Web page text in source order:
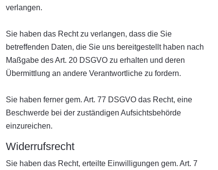
verlangen.
Sie haben das Recht zu verlangen, dass die Sie
betreffenden Daten, die Sie uns bereitgestellt haben nach
Maßgabe des Art. 20 DSGVO zu erhalten und deren
Übermittlung an andere Verantwortliche zu fordern.
Sie haben ferner gem. Art. 77 DSGVO das Recht, eine
Beschwerde bei der zuständigen Aufsichtsbehörde
einzureichen.
Widerrufsrecht
Sie haben das Recht, erteilte Einwilligungen gem. Art. 7